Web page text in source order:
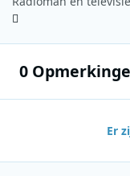
0
Er